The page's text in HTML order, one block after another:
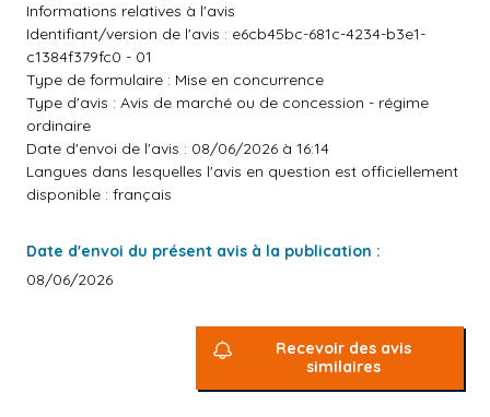
Informations relatives à l'avis
Identifiant/version de l'avis : e6cb45bc-681c-4234-b3e1-
c1384f379fc0 - 01
Type de formulaire : Mise en concurrence
Type d'avis : Avis de marché ou de concession - régime
ordinaire
Date d'envoi de l'avis : 08/06/2026 à 16:14
Langues dans lesquelles l'avis en question est officiellement
disponible : français
Date d'envoi du présent avis à la publication :
08/06/2026
Recevoir des avis
similaires